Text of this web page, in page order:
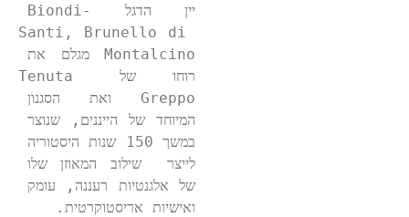
יין הדגל Biondi-
Santi, Brunello di
Montalcino מגלם את
רוחו של Tenuta
Greppo ואת הסגנון
המיוחד של הייננים, שנוצר
במשך 150 שנות היסטוריה
לייצר  שילוב המאוזן שלו
של אלגנטיות רעננה, עומק
ואישיות אריסטוקרטית.